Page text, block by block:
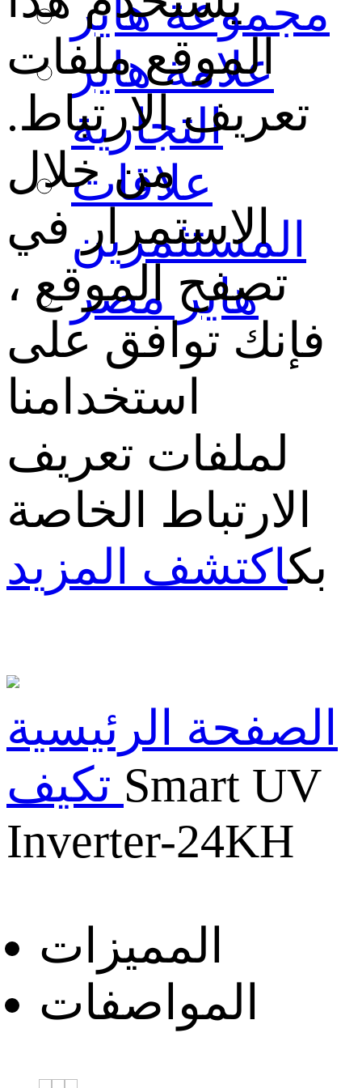
مجموعة هاير
علامة هاير
التجارية
علاقات
المستثمرين
هاير مصر
الموقع ملفات
تعريف الارتباط.
من خلال
الاستمرار في
تصفح الموقع ،
فإنك توافق على
استخدامنا
لملفات تعريف
الارتباط الخاصة
بكاكتشف المزيد
الصفحة الرئيسية
Smart UV
Inverter-24KH
المميزات
المواصفات